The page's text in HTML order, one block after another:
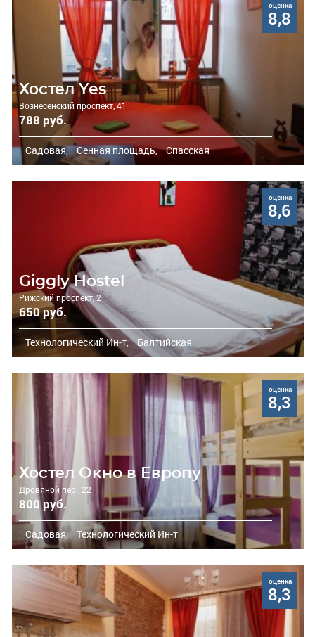
оценка
8,8
Хостел Yes
Вознесенский проспект, 41
788 руб.
Садовая, Сенная площадь, Спасская
оценка
8,6
Giggly Hostel
Рижский проспект, 2
650 руб.
Технологический Ин-т, Балтийская
оценка
8,3
Хостел Окно в Европу
Дровяной пер., 22
800 руб.
Садовая, Технологический Ин-т
оценка
8,3